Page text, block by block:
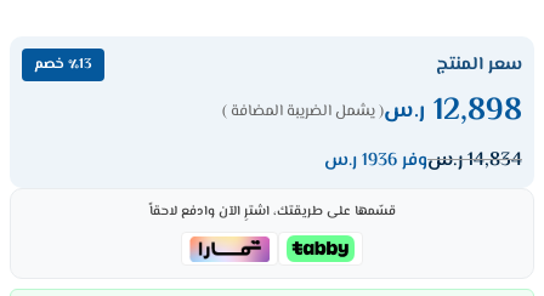
سعر المنتج ٪13 خصم
12,898 ر.س( يشمل الضريبة المضافة )
14,834ر.سوفر 1936 ر.س
قسّمها على طريقتك، اشترِ الآن وادفع لاحقاً